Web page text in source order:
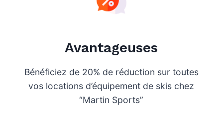
Avantageuses
Bénéficiez de 20% de réduction sur toutes
vos locations d’équipement de skis chez
“Martin Sports”